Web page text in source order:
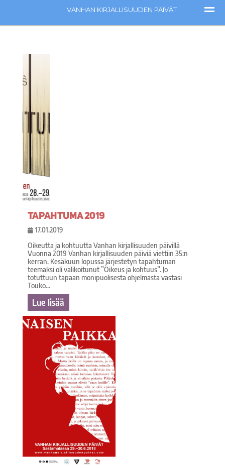
Tapahtuma 2019
17.01.2019
Oikeutta ja kohtuutta Vanhan kirjallisuuden päivillä
Vuonna 2019 Vanhan kirjallisuuden päiviä viettiin 35:n
kerran. Kesäkuun lopussa järjestetyn tapahtuman
teemaksi oli valikoitunut ”Oikeus ja kohtuus”. Jo
totuttuun tapaan monipuolisesta ohjelmasta vastasi
Touko...
Lue lisää